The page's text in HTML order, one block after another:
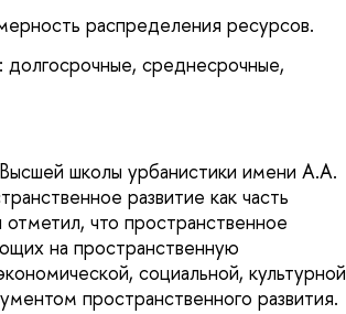
распределения ресурсов.
долгосрочные, среднесрочные,
школы урбанистики имени А.А.
развитие как часть
что пространственное
на пространственную
социальной, культурной
пространственного развития.